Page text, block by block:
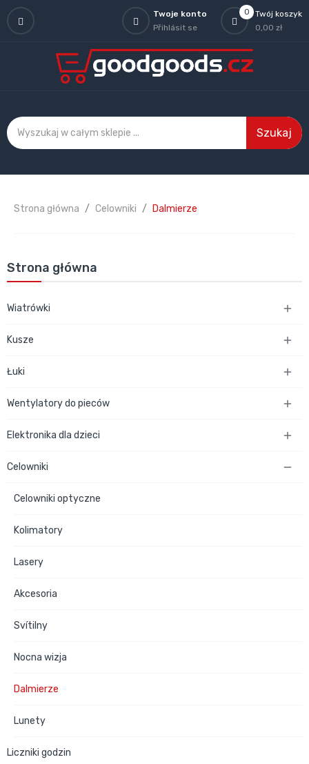
0
Twój koszyk
0,00 zł
Twoje konto
Přihlásit se
Szukaj
Strona główna Celowniki Dalmierze
Strona główna
Wiatrówki 
Kusze 
Łuki 
Wentylatory do pieców 
Elektronika dla dzieci 
Celowniki 
Celowniki optyczne
Kolimatory
Lasery
Akcesoria
Svítilny
Nocna wizja
Dalmierze
Lunety
Liczniki godzin